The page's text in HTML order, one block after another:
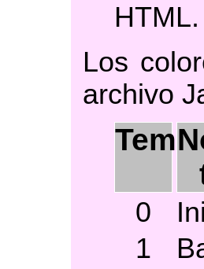
HTML.
Los
archivo
Tema
0
1